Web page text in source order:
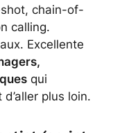
chain-of-
calling.
Excellente
qui
plus loin.